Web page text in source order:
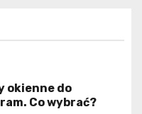
okienne do
Co wybrać?